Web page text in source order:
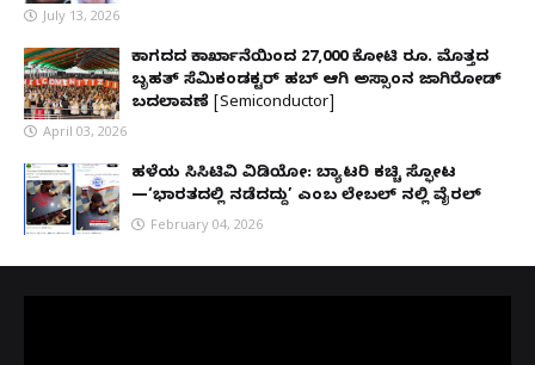
July 13, 2026
ಕಾಗದದ ಕಾರ್ಖಾನೆಯಿಂದ 27,000 ಕೋಟಿ ರೂ. ಮೊತ್ತದ
ಬೃಹತ್ ಸೆಮಿಕಂಡಕ್ಟರ್ ಹಬ್ ಆಗಿ ಅಸ್ಸಾಂನ ಜಾಗಿರೋಡ್
ಬದಲಾವಣೆ [Semiconductor]
April 03, 2026
ಹಳೆಯ ಸಿಸಿಟಿವಿ ವಿಡಿಯೋ: ಬ್ಯಾಟರಿ ಕಚ್ಚಿ ಸ್ಫೋಟ
—‘ಭಾರತದಲ್ಲಿ ನಡೆದದ್ದು’ ಎಂಬ ಲೇಬಲ್ ನಲ್ಲಿ ವೈರಲ್
February 04, 2026